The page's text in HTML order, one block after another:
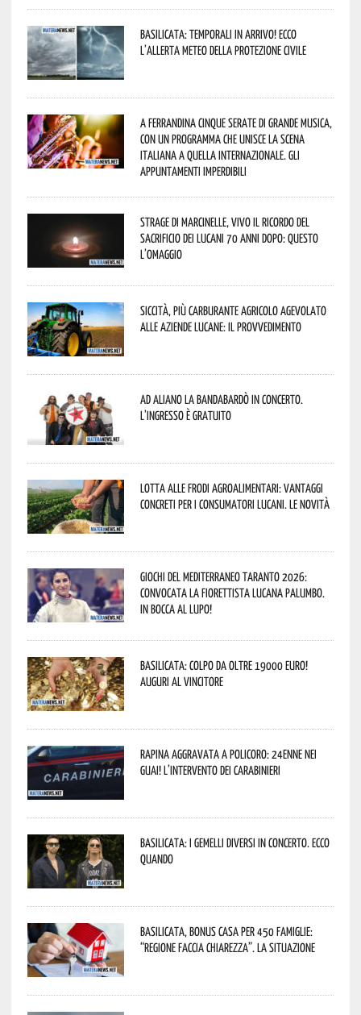
Basilicata: temporali in arrivo! Ecco
l’allerta meteo della Protezione civile
A Ferrandina cinque serate di grande musica,
con un programma che unisce la scena
italiana a quella internazionale. Gli
appuntamenti imperdibili
Strage di Marcinelle, vivo il ricordo del
sacrificio dei lucani 70 anni dopo: questo
l’omaggio
Siccità, più carburante agricolo agevolato
alle aziende lucane: il provvedimento
Ad Aliano la Bandabardò in concerto.
L’ingresso è gratuito
Lotta alle frodi agroalimentari: vantaggi
concreti per i consumatori lucani. Le novità
Giochi del Mediterraneo Taranto 2026:
convocata la fiorettista lucana Palumbo.
In bocca al lupo!
Basilicata: colpo da oltre 19000 Euro!
Auguri al vincitore
Rapina aggravata a Policoro: 24enne nei
guai! L’intervento dei Carabinieri
Basilicata: i Gemelli DiVersi in concerto. Ecco
quando
Basilicata, Bonus casa per 450 famiglie:
“Regione faccia chiarezza”. La situazione